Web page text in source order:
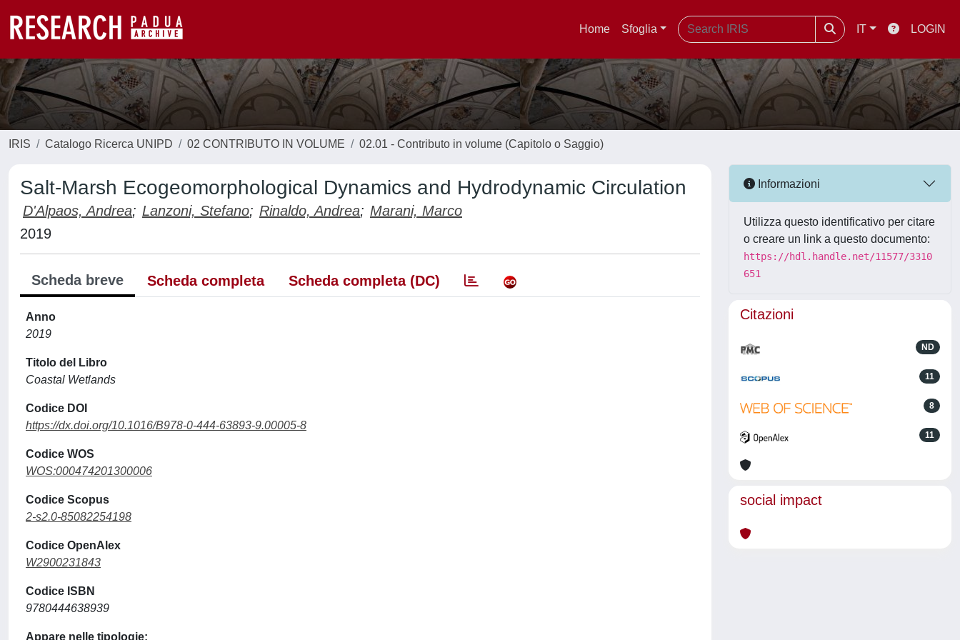
Home Sfoglia IT LOGIN
IRIS Catalogo Ricerca UNIPD 02 CONTRIBUTO IN VOLUME 02.01 - Contributo in volume (Capitolo o Saggio)
Salt-Marsh Ecogeomorphological Dynamics and Hydrodynamic Circulation
D'Alpaos, Andrea; Lanzoni, Stefano; Rinaldo, Andrea; Marani, Marco
2019
Scheda breve Scheda completa Scheda completa (DC)
Anno
2019
Titolo del Libro
Coastal Wetlands
Codice DOI
https://dx.doi.org/10.1016/B978-0-444-63893-9.00005-8
Codice WOS
WOS:000474201300006
Codice Scopus
2-s2.0-85082254198
Codice OpenAlex
W2900231843
Codice ISBN
9780444638939
Appare nelle tipologie:
Informazioni
Utilizza questo identificativo per citare
o creare un link a questo documento:
https://hdl.handle.net/11577/3310
651
Citazioni
ND
11
8
11
social impact